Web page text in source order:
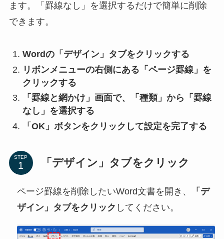
ます。「罫線なし」を選択するだけで簡単に削除
できます。
Wordの「デザイン」タブをクリックする
リボンメニューの右側にある「ページ罫線」を
クリックする
「罫線と網かけ」画面で、「種類」から「罫線
なし」を選択する
「OK」ボタンをクリックして設定を完了する
STEP 「デザイン」タブをクリック
ページ罫線を削除したいWord文書を開き、
「デ
ザイン」タブをクリック してください。